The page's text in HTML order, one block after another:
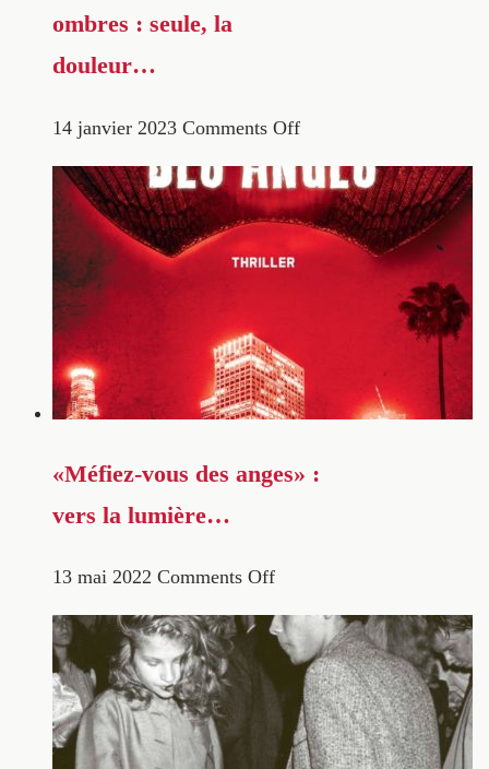
ombres : seule, la
douleur…
14 janvier 2023 Comments Off
«Méfiez-vous des anges» :
vers la lumière…
13 mai 2022 Comments Off